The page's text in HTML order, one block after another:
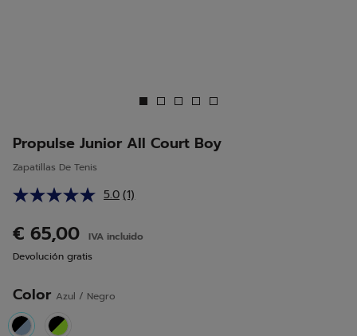
Propulse Junior All Court Boy
Zapatillas De Tenis
5.0 Lea
Enlace
(1)
€ 65,00
IVA incluido
Devolución gratis
Color Azul / Negro